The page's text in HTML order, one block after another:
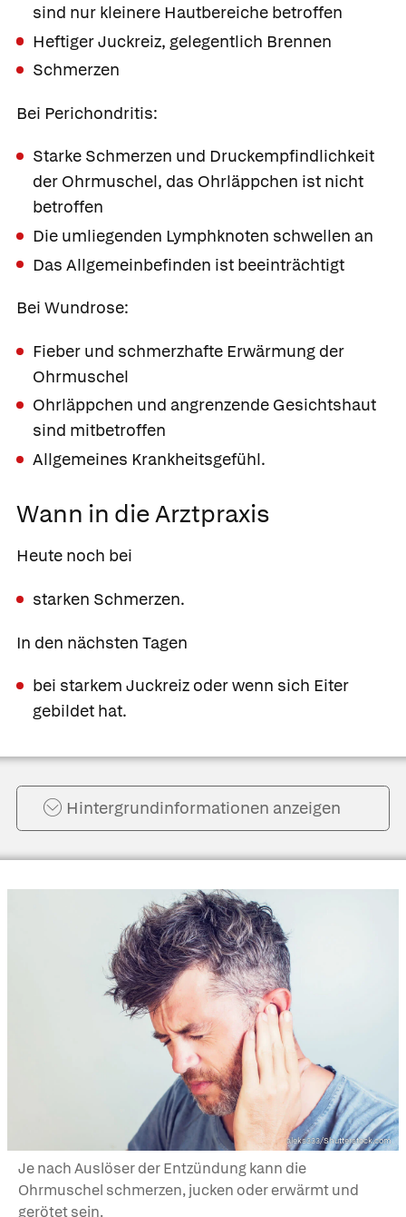
sind nur kleinere Hautbereiche betroffen
Heftiger Juckreiz, gelegentlich Brennen
Schmerzen
Bei Perichondritis:
Starke Schmerzen und Druckempfindlichkeit
der Ohrmuschel, das Ohrläppchen ist nicht
betroffen
Die umliegenden Lymphknoten schwellen an
Das Allgemeinbefinden ist beeinträchtigt
Bei Wundrose:
Fieber und schmerzhafte Erwärmung der
Ohrmuschel
Ohrläppchen und angrenzende Gesichtshaut
sind mitbetroffen
Allgemeines Krankheitsgefühl.
Wann in die Arztpraxis
Heute noch bei
starken Schmerzen.
In den nächsten Tagen
bei starkem Juckreiz oder wenn sich Eiter
gebildet hat.
Hintergrund­informationen anzeigen
aleks333/Shutterstock.com
Je nach Auslöser der Entzündung kann die
Ohrmuschel schmerzen, jucken oder erwärmt und
gerötet sein.